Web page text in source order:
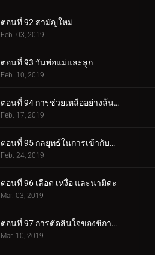
ตอนที่ 92 สามัญใหม่
Feb. 03, 2019
ตอนที่ 93 วันพ่อแม่และลูก
Feb. 10, 2019
ตอนที่ 94 การช่วยเหลืออย่างล้นหลาม! แข่งกิน!
Feb. 17, 2019
ตอนที่ 95 กลยุทธ์ในการเข้ากับลูกสาวของคุณ
Feb. 24, 2019
ตอนที่ 96 เลือด เหงื่อ และนามิดะ
Mar. 03, 2019
ตอนที่ 97 การตัดสินใจของชิกาได
Mar. 10, 2019